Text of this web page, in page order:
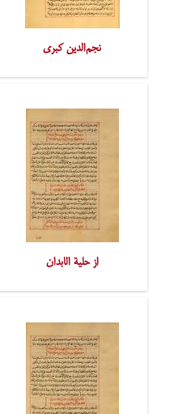
نجم‌الدین کبری
از حلیة الابدان